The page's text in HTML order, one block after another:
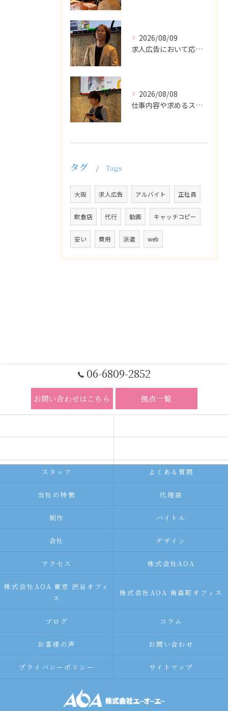
2026/08/09
求人広告において応募者の質を大きく左右するのは、求人内容の充...
2026/08/08
仕事内容や求めるスキルを明確にし、ターゲット層に響くメッセー...
タグ Tags
大阪 求人広告 アルバイト 正社員
飲食店 代行 動画 キャッチコピー
安い 費用 派遣 web
06-6809-2852
お問い合わせはこちら 拠点一覧
スタッフ よくある質問
当社の特徴 代理店
制作 バイトル
会社 デザイン
アクセス 株式会社AOA
株式会社AOA 東京 渋谷オフィ
ス
株式会社AOA 南森町オフィス
ブログ コラム
お客様の声 お問い合わせ
プライバシーポリシー サイトマップ